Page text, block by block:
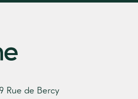
Rue de Bercy